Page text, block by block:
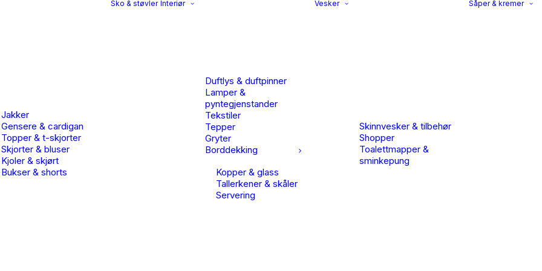
Jakker
Gensere & cardigan
Topper & t-skjorter
Skjorter & bluser
Kjoler & skjørt
Bukser & shorts
Sko & støvler Interiør
Duftlys & duftpinner
Lamper &
pyntegjenstander
Tekstiler
Tepper
Gryter
Borddekking
Kopper & glass
Tallerkener & skåler
Servering
Vesker
Skinnvesker & tilbehør
Shopper
Toalettmapper &
sminkepung
Såper & kremer